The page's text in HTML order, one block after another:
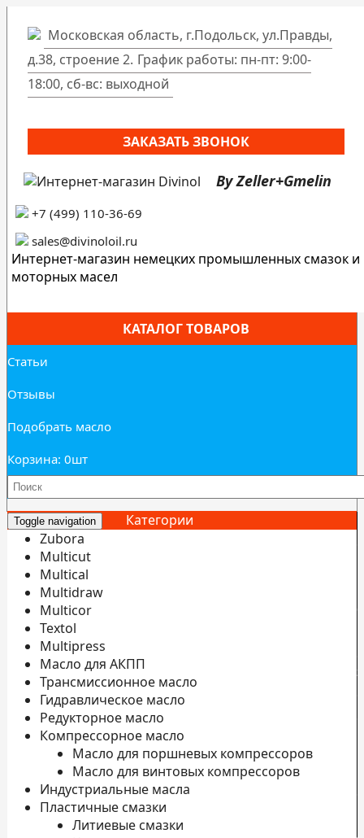
Московская область, г.Подольск, ул.Правды,
д.38, строение 2. График работы: пн-пт: 9:00-
18:00, сб-вс: выходной
ЗАКАЗАТЬ ЗВОНОК
By Zeller+Gmelin
+7 (499) 110-36-69
sales@divinoloil.ru
Интернет-магазин немецких промышленных смазок и
моторных масел
КАТАЛОГ ТОВАРОВ
Статьи
Отзывы
Подобрать масло
Корзина: 0шт
Toggle navigation
Категории
Zubora
Multicut
Multical
Multidraw
Multicor
Textol
Multipress
Масло для АКПП
Трансмиссионное масло
Гидравлическое масло
Редукторное масло
Компрессорное масло
Масло для поршневых компрессоров
Масло для винтовых компрессоров
Индустриальные масла
Пластичные смазки
Литиевые смазки